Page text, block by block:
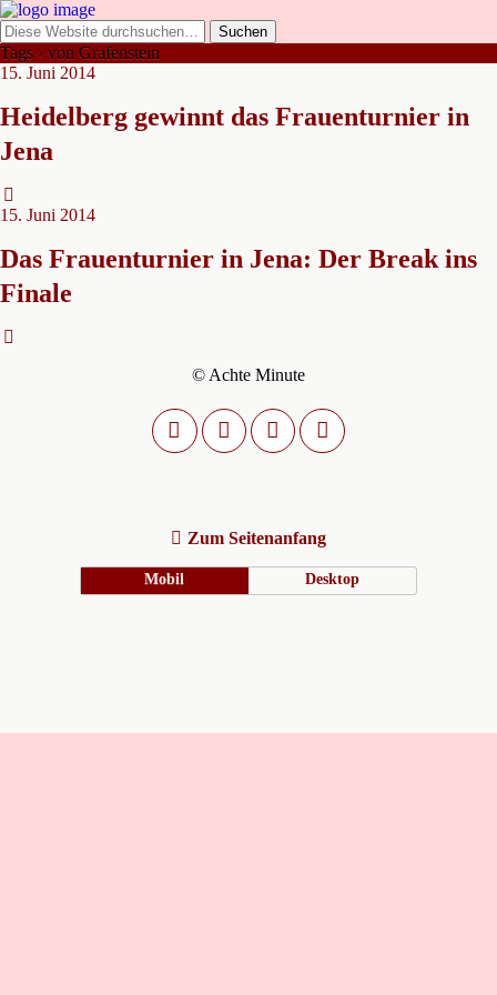
Tags › von Grafenstein
15. Juni 2014
Heidelberg gewinnt das Frauenturnier in
Jena
15. Juni 2014
Das Frauenturnier in Jena: Der Break ins
Finale
© Achte Minute
Zum Seitenanfang
Mobil Desktop